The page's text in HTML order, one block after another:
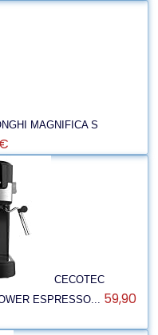
MAGNIFICA S
CECOTEC
ESPRESSO... 59,90